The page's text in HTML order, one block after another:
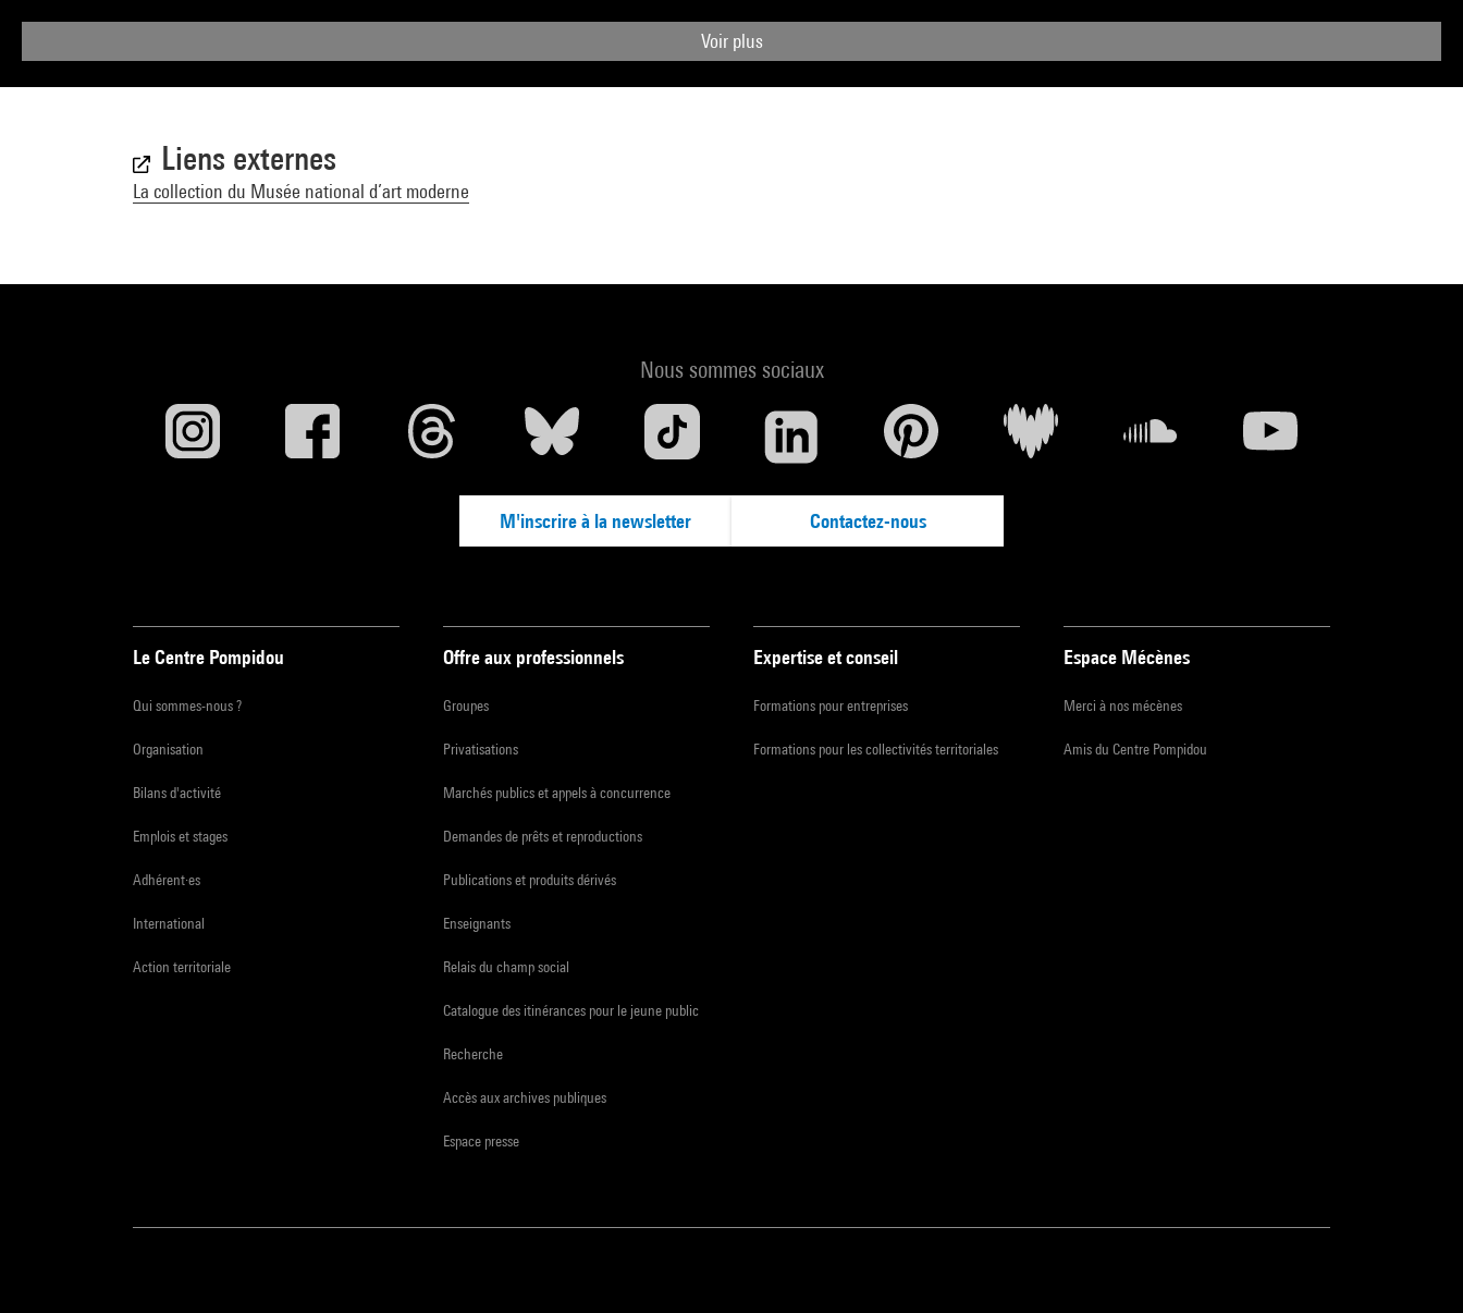
Voir plus
Liens externes
La collection du Musée national d’art moderne
Nous sommes sociaux
M'inscrire à la newsletter Contactez-nous
Le Centre Pompidou
Qui sommes-nous ?
Organisation
Bilans d'activité
Emplois et stages
Adhérent·es
International
Action territoriale
Offre aux professionnels
Groupes
Privatisations
Marchés publics et appels à concurrence
Demandes de prêts et reproductions
Publications et produits dérivés
Enseignants
Relais du champ social
Catalogue des itinérances pour le jeune public
Recherche
Accès aux archives publiques
Espace presse
Expertise et conseil
Formations pour entreprises
Formations pour les collectivités territoriales
Espace Mécènes
Merci à nos mécènes
Amis du Centre Pompidou